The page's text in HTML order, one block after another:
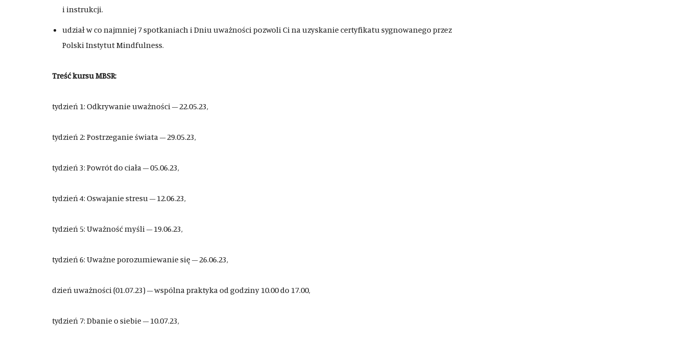
i instrukcji.
udział w co najmniej 7 spotkaniach i Dniu uważności pozwoli Ci na uzyskanie certyfikatu sygnowanego przez
Polski Instytut Mindfulness.
Treść kursu MBSR:
tydzień 1: Odkrywanie uważności – 22.05.23,
tydzień 2: Postrzeganie świata – 29.05.23,
tydzień 3: Powrót do ciała – 05.06.23,
tydzień 4: Oswajanie stresu – 12.06.23,
tydzień 5: Uważność myśli – 19.06.23,
tydzień 6: Uważne porozumiewanie się – 26.06.23,
dzień uważności (01.07.23) – wspólna praktyka od godziny 10.00 do 17.00,
tydzień 7: Dbanie o siebie – 10.07.23,